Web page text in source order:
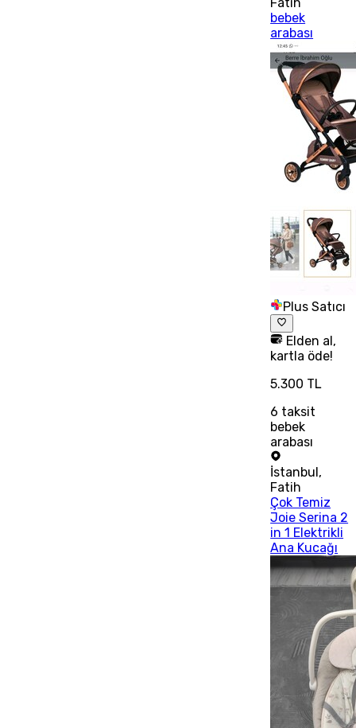
bebek
arabası
Plus Satıcı
Elden al,
kartla öde!
5.300 TL
6 taksit
bebek
arabası
İstanbul,
Fatih
Çok Temiz
Joie Serina 2
in 1 Elektrikli
Ana Kucağı